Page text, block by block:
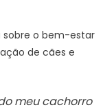
sobre o bem-estar
de cães e
meu cachorro